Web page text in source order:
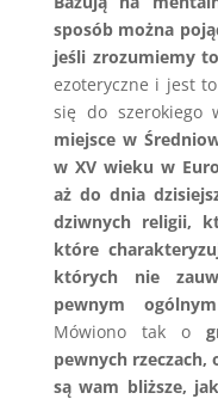
sposób można
jeśli zrozumiemy
ezoteryczne i jest
się do szerokiego
miejsce w
w XV wieku w
aż do dnia
dziwnych religii,
które
których nie
pewnym
Mówiono tak o
pewnych rzeczach,
są wam bliższe,